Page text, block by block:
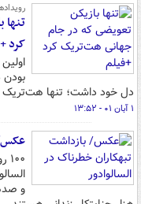
کرد
بودن
دل خود داشت؛ تنها هت‌تریک
۱ آبان ۰۱ - ۱۳:۵۲
عکس/